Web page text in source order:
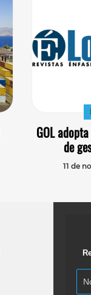
GOL
de
11 de